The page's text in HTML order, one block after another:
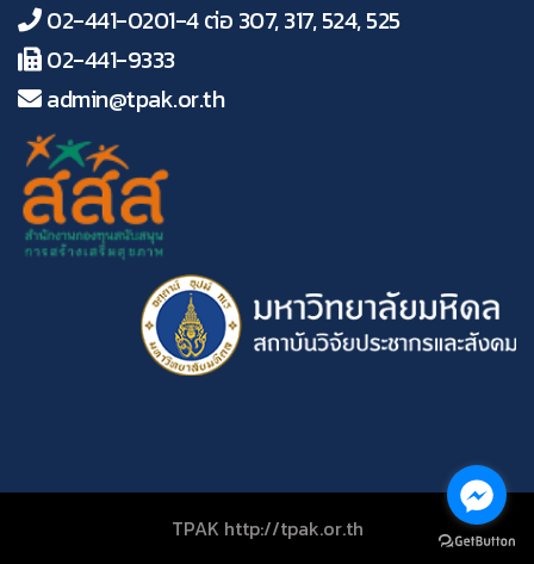
02-441-0201-4 ต่อ 307, 317, 524, 525
02-441-9333
admin@tpak.or.th
TPAK http://tpak.or.th